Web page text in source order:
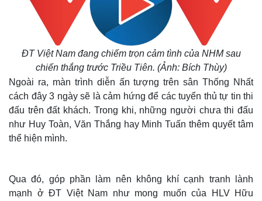
ĐT Việt Nam đang chiếm trọn cảm tình của NHM sau
chiến thắng trước Triều Tiên. (Ảnh: Bích Thùy)
Ngoài ra, màn trình diễn ấn tượng trên sân Thống Nhất
cách đây 3 ngày sẽ là cảm hứng để các tuyển thủ tự tin thi
đấu trên đất khách. Trong khi, những người chưa thi đấu
như Huy Toàn, Văn Thắng hay Minh Tuấn thêm quyết tâm
thể hiện mình.
Qua đó, góp phần làm nên không khí cạnh tranh lành
mạnh ở ĐT Việt Nam như mong muốn của HLV Hữu